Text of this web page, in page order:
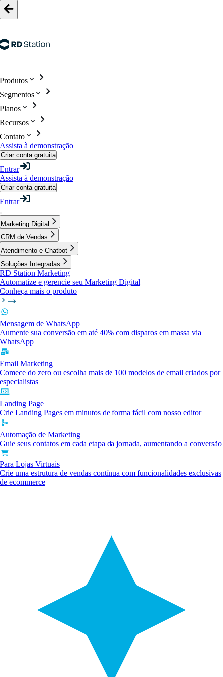
Produtos
Segmentos
Planos
Recursos
Contato
Assista à demonstração
Criar conta gratuita
Entrar
Assista à demonstração
Criar conta gratuita
Entrar
Marketing Digital
CRM de Vendas
Atendimento e Chatbot
Soluções Integradas
RD Station Marketing
Automatize e gerencie seu Marketing Digital
Conheça mais o produto
Mensagem de WhatsApp
Aumente sua conversão em até 40% com disparos em massa via
WhatsApp
Email Marketing
Comece do zero ou escolha mais de 100 modelos de email criados por
especialistas
Landing Page
Crie Landing Pages em minutos de forma fácil com nosso editor
Automação de Marketing
Guie seus contatos em cada etapa da jornada, aumentando a conversão
Para Lojas Virtuais
Crie uma estrutura de vendas contínua com funcionalidades exclusivas
de ecommerce